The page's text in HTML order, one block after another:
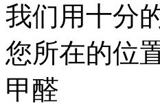
我们用十分
您所在的位
甲醛